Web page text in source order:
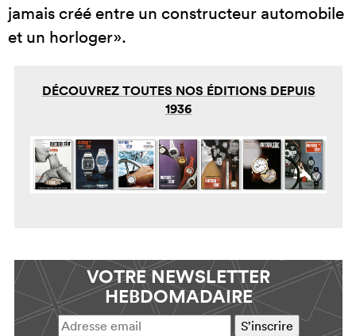
jamais créé entre un constructeur automobile
et un horloger».
DÉCOUVREZ TOUTES NOS ÉDITIONS DEPUIS
1936
VOTRE NEWSLETTER
HEBDOMADAIRE